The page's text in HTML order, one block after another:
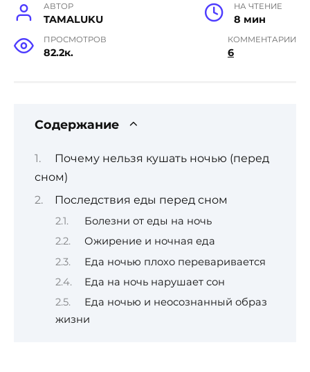
АВТОР
TAMALUKU
НА ЧТЕНИЕ
8 мин
ПРОСМОТРОВ
82.2к.
КОММЕНТАРИИ
6
Содержание
Почему нельзя кушать ночью (перед
сном)
Последствия еды перед сном
Болезни от еды на ночь
Ожирение и ночная еда
Еда ночью плохо переваривается
Еда на ночь нарушает сон
Еда ночью и неосознанный образ
жизни